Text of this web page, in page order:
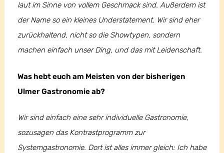
laut im Sinne von vollem Geschmack sind. Außerdem ist
der Name so ein kleines Understatement. Wir sind eher
zurückhaltend, nicht so die Showtypen, sondern
machen einfach unser Ding, und das mit Leidenschaft.
Was hebt euch am Meisten von der bisherigen
Ulmer Gastronomie ab?
Wir sind einfach eine sehr individuelle Gastronomie,
sozusagen das Kontrastprogramm zur
Systemgastronomie. Dort ist alles immer gleich: Ich habe